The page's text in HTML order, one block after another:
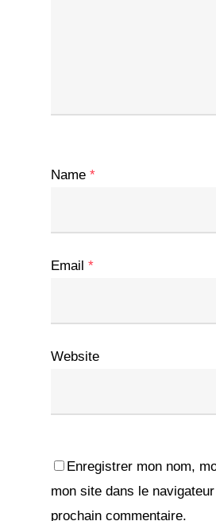
Name *
Email *
Website
Enregistrer mon nom,
mon site dans le
prochain commentaire.